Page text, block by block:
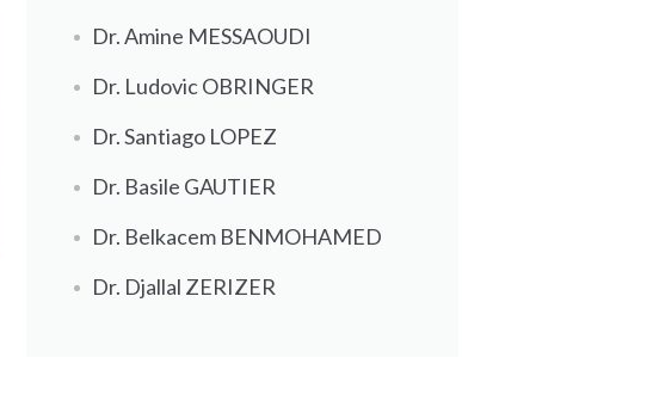
Dr. Amine MESSAOUDI
Dr. Ludovic OBRINGER
Dr. Santiago LOPEZ
Dr. Basile GAUTIER
Dr. Belkacem BENMOHAMED
Dr. Djallal ZERIZER